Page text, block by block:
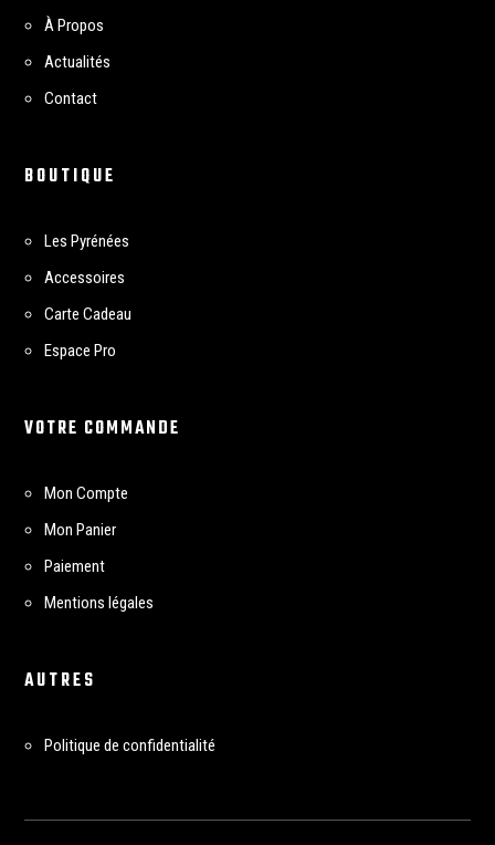
À Propos
Actualités
Contact
BOUTIQUE
Les Pyrénées
Accessoires
Carte Cadeau
Espace Pro
VOTRE COMMANDE
Mon Compte
Mon Panier
Paiement
Mentions légales
AUTRES
Politique de confidentialité